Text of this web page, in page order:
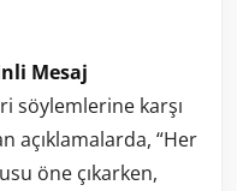
Mesaj
söylemlerine karşı
açıklamalarda, “Her
öne çıkarken,